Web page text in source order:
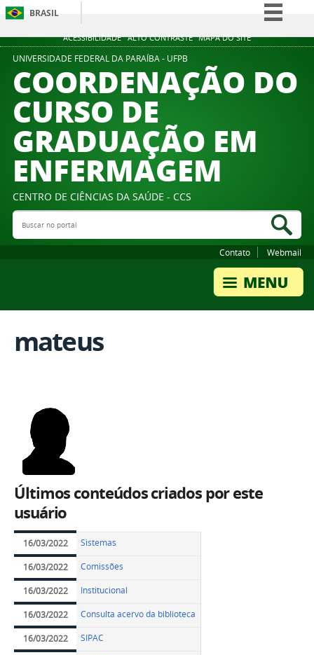
ACESSIBILIDADE ALTO CONTRASTE MAPA DO SITE
BRASIL
Simplifique!
Participe
Acesso à informação
Canais
UNIVERSIDADE FEDERAL DA PARAÍBA - UFPB
COORDENAÇÃO DO
CURSO DE
GRADUAÇÃO EM
ENFERMAGEM
CENTRO DE CIÊNCIAS DA SAÚDE - CCS
Buscar no portal
Contato Webmail
mateus
Últimos conteúdos criados por este
usuário
16/03/2022 Sistemas
16/03/2022 Comissões
16/03/2022 Institucional
16/03/2022 Consulta acervo da biblioteca
16/03/2022 SIPAC